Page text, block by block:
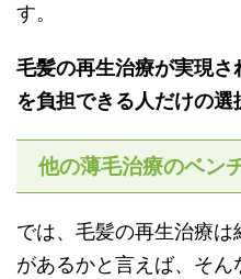
す。
毛髪の再生治療が実現さ
を負担できる人だけの
他の薄毛治療のベン
では、毛髪の再生治療
があるかと言えば、そ